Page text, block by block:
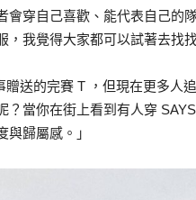
會穿自己喜歡、能代表自己的
，我覺得大家都可以試著去找
送的完賽 T ，但現在更多人
？當你在街上看到有人穿
歸屬感。」